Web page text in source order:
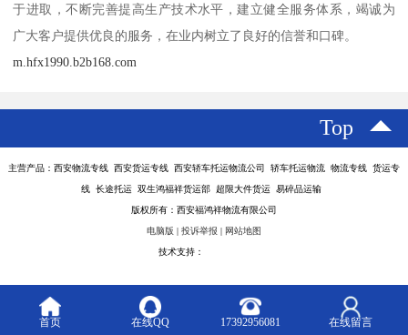
于进取，不断完善提高生产技术水平，建立健全服务体系，竭诚为
广大客户提供优良的服务，在业内树立了良好的信誉和口碑。
m.hfx1990.b2b168.com
Top
主营产品：西安物流专线 西安货运专线 西安轿车托运物流公司 轿车托运物流 物流专线 货运专
线 长途托运 双生鸿福祥货运部 超限大件货运 易碎品运输
版权所有：西安福鸿祥物流有限公司
电脑版 | 投诉举报 | 网站地图
技术支持：
首页 在线QQ 17392956081 在线留言